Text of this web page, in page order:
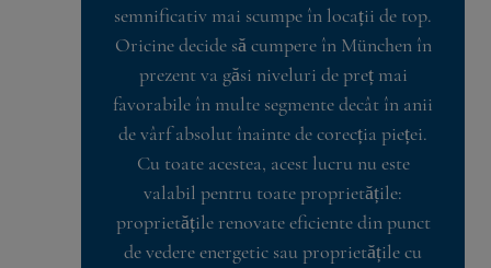
semnificativ mai scumpe în locații de top.
Oricine decide să cumpere în München în
prezent va găsi niveluri de preț mai
favorabile în multe segmente decât în anii
de vârf absolut înainte de corecția pieței.
Cu toate acestea, acest lucru nu este
valabil pentru toate proprietățile:
proprietățile renovate eficiente din punct
de vedere energetic sau proprietățile cu